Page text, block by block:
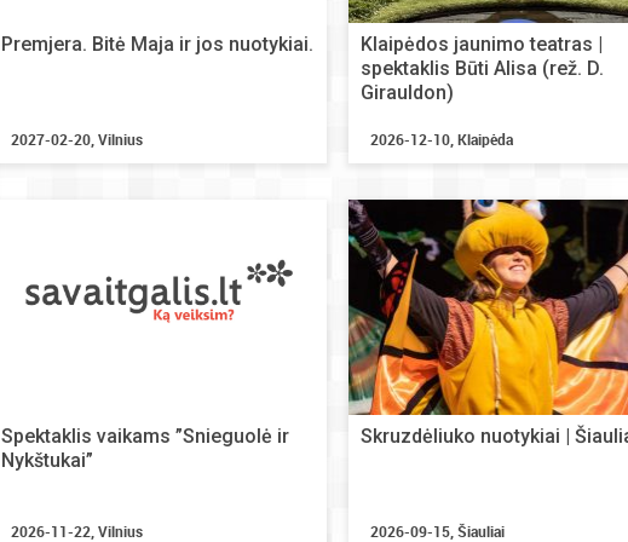
Premjera. Bitė Maja ir jos nuotykiai.
2027-02-20, Vilnius
Klaipėdos jaunimo teatras |
spektaklis Būti Alisa (rež. D.
Girauldon)
2026-12-10, Klaipėda
Spektaklis vaikams ”Snieguolė ir
Nykštukai”
2026-11-22, Vilnius
Skruzdėliuko nuotykiai |
2026-09-15, Šiauliai